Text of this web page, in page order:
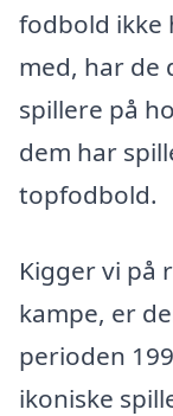
fodbold
med, har de
spillere på
dem har
topfodbold.
Kigger vi på
kampe, er
perioden
ikoniske